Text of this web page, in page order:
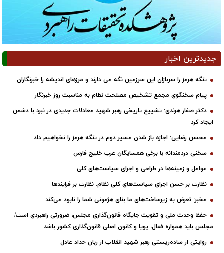
اخبار
تنگه هرمز را سربازان این سرزمین نگه می دارند و مرزهای اندیشه را خبرنگاران
پیام سخنگوی مجمع تشخیص مصلحت نظام به مناسبت روز خبرنگار
دکتر صفار هرندی: تشییع تاریخی رهبر شهید معادلات جدیدی در نبرد با دشمن
ایجاد کرد
محسن رضایی: اجازه باز شدن مسیر دوم در تنگه هرمز را نخواهیم داد
سخنی دردمندانه با برخی همسایگان عرب خلیج فارس
عوامل و زمینه‌ها در طراحی و اجرای سیاست‌های کلی
نظارت بر حسن اجرای سیاست‌های کلی نظام: نظارت بر فرایندها
مخبر: تعرض به زیرساخت‌های ما بنای هژمونی شما را نابود می‌کند
حفظ وحدت ملی و تقویت جایگاه قانون‌گذاری مجلس، ضرورتی راهبردی است/
مجلس باید همواره فعال، پویا و کانون اصلی قانون‌گذاری کشور باشد
روایتی از ساده‌زیستی رهبر شهید انقلاب از زبان حداد عادل